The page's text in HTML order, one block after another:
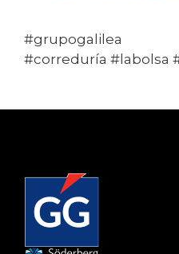
#grupogalilea
#correduría #labolsa